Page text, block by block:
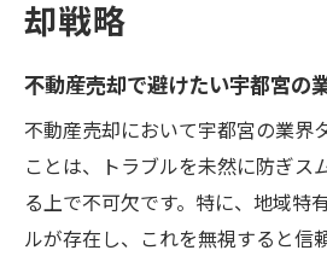
却戦略
不動産売却で避けたい宇都宮の
不動産売却において宇都宮の業界
ことは、トラブルを未然に防ぎス
る上で不可欠です。特に、地域特
ルが存在し、これを無視すると信